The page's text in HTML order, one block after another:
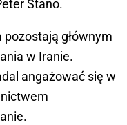
Stano.
pozostają głównym
w Iranie.
angażować się w